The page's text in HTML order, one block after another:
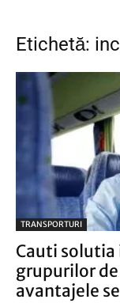
Etichetă:
TRANSPORTURI
Cauti
grupurilor de
avantajele